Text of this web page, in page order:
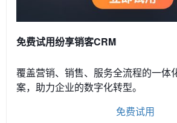
免费试用纷享销客CRM
覆盖营销、销售、服务全流程的一体
案，助力企业的数字化转型。
免费试用